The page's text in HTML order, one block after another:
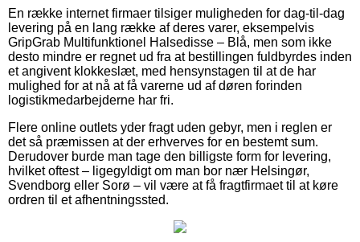
En række internet firmaer tilsiger muligheden for dag-til-dag
levering på en lang række af deres varer, eksempelvis
GripGrab Multifunktionel Halsedisse – Blå, men som ikke
desto mindre er regnet ud fra at bestillingen fuldbyrdes inden
et angivent klokkeslæt, med hensynstagen til at de har
mulighed for at nå at få varerne ud af døren forinden
logistikmedarbejderne har fri.
Flere online outlets yder fragt uden gebyr, men i reglen er
det så præmissen at der erhverves for en bestemt sum.
Derudover burde man tage den billigste form for levering,
hvilket oftest – ligegyldigt om man bor nær Helsingør,
Svendborg eller Sorø – vil være at få fragtfirmaet til at køre
ordren til et afhentningssted.